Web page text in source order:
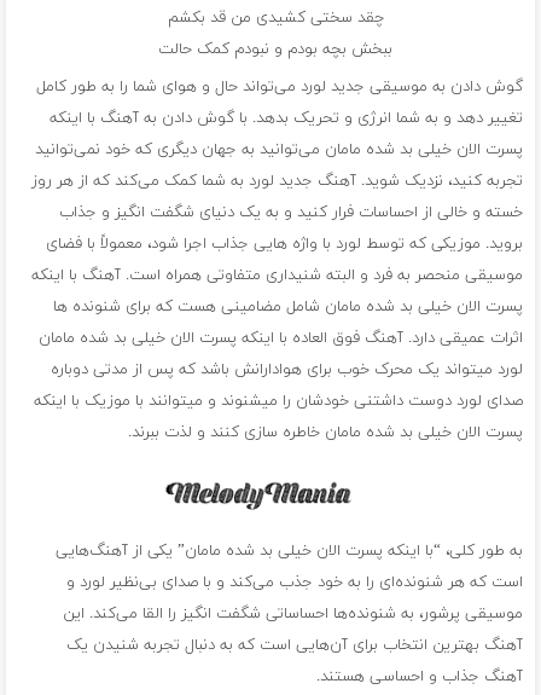
چقد سختی کشیدی من قد بکشم
ببخش بچه بودم و نبودم کمک حالت
گوش دادن به موسیقی جدید لورد می‌تواند حال و هوای شما را به طور کامل
تغییر دهد و به شما انرژی و تحریک بدهد. با گوش دادن به آهنگ با اینکه
پسرت الان خیلی بد شده مامان می‌توانید به جهان دیگری که خود نمی‌توانید
تجربه کنید، نزدیک شوید. آهنگ‌ جدید لورد به شما کمک می‌کند که از هر روز
خسته و خالی از احساسات فرار کنید و به یک دنیای شگفت انگیز و جذاب
بروید. موزیکی که توسط لورد با واژه هایی جذاب اجرا شود، معمولاً با فضای
موسیقی منحصر به فرد و البته شنیداری متفاوتی همراه است. آهنگ با اینکه
پسرت الان خیلی بد شده مامان شامل مضامینی هست که برای شنونده ها
اثرات عمیقی دارد. آهنگ فوق العاده با اینکه پسرت الان خیلی بد شده مامان
لورد میتواند یک محرک خوب برای هوادارانش باشد که پس از مدتی دوباره
صدای لورد دوست داشتنی خودشان را میشنوند و میتوانند با موزیک با اینکه
پسرت الان خیلی بد شده مامان خاطره سازی کنند و لذت ببرند.
به طور کلی، “با اینکه پسرت الان خیلی بد شده مامان” یکی از آهنگ‌هایی
است که هر شنونده‌ای را به خود جذب می‌کند و با صدای بی‌نظیر لورد و
موسیقی پرشور، به شنونده‌ها احساساتی شگفت انگیز را القا می‌کند. این
آهنگ بهترین انتخاب برای آن‌هایی است که به دنبال تجربه شنیدن یک
آهنگ جذاب و احساسی هستند.